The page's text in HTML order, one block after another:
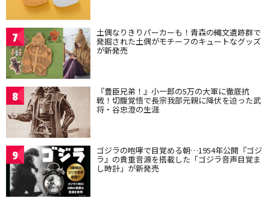
7 土偶なりきりパーカーも！青森の縄文遺跡群で
発掘された土偶がモチーフのキュートなグッズ
が新発売
8 『豊臣兄弟！』小一郎の5万の大軍に徹底抗
戦！切腹覚悟で長宗我部元親に降伏を迫った武
将・谷忠澄の生涯
9 ゴジラの咆哮で目覚める朝…1954年公開『ゴジ
ラ』の貴重音源を搭載した「ゴジラ音声目覚ま
し時計」が新発売